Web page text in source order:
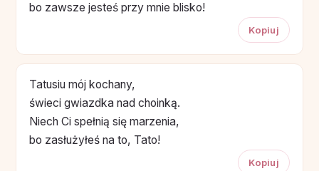
bo zawsze jesteś przy mnie blisko!
Kopiuj
Tatusiu mój kochany,
świeci gwiazdka nad choinką.
Niech Ci spełnią się marzenia,
bo zasłużyłeś na to, Tato!
Kopiuj